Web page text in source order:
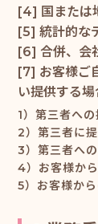
[4] 国または
[5] 統計的な
[6] 合併、会
[7] お客様ご
い提供する場
1）第三者へ
2）第三者に
3）第三者へ
4）お客様か
5）お客様か